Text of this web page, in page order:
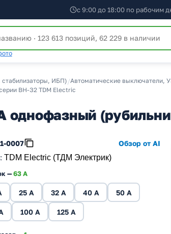
с 9:00 до 18:00 по рабочим
ИБП) /Автоматические выключатели,
ВН-З2 TDM Electric
однофазный
0007
Обзор от AI
: TDM Electric (ТДМ Электрик)
—63 A
25 A 32 A 40 A 50 A
100 A 125 A